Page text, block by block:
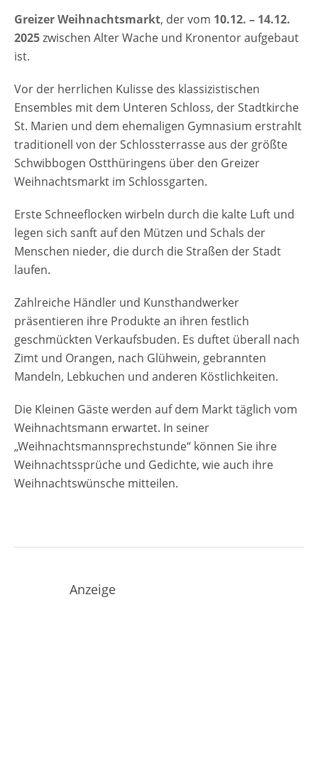
Greizer Weihnachtsmarkt, der vom 10.12. – 14.12.
2025zwischen Alter Wache und Kronentor aufgebaut
ist.
Vor der herrlichen Kulisse des klassizistischen
Ensembles mit dem Unteren Schloss, der Stadtkirche
St. Marien und dem ehemaligen Gymnasium erstrahlt
traditionell von der Schlossterrasse aus der größte
Schwibbogen Ostthüringens über den Greizer
Weihnachtsmarkt im Schlossgarten.
Erste Schneeflocken wirbeln durch die kalte Luft und
legen sich sanft auf den Mützen und Schals der
Menschen nieder, die durch die Straßen der Stadt
laufen.
Zahlreiche Händler und Kunsthandwerker
präsentieren ihre Produkte an ihren festlich
geschmückten Verkaufsbuden. Es duftet überall nach
Zimt und Orangen, nach Glühwein, gebrannten
Mandeln, Lebkuchen und anderen Köstlichkeiten.
Die Kleinen Gäste werden auf dem Markt täglich vom
Weihnachtsmann erwartet. In seiner
„Weihnachtsmannsprechstunde“ können Sie ihre
Weihnachtssprüche und Gedichte, wie auch ihre
Weihnachtswünsche mitteilen.
Anzeige